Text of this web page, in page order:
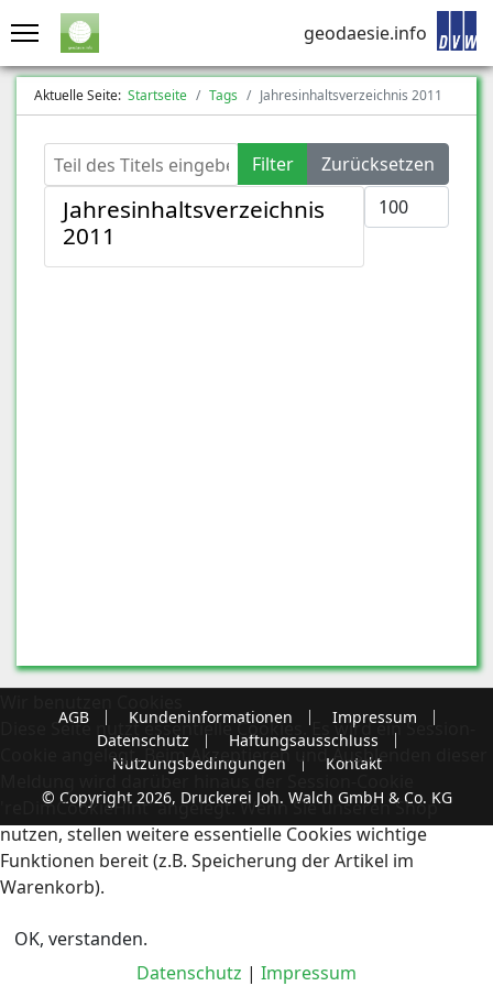
geodaesie.info
Aktuelle Seite: Startseite Tags Jahresinhaltsverzeichnis 2011
Teil des Titels eingeben Filter
Zurücksetzen
Anzeige #
Jahresinhaltsverzeichnis
2011
AGB Kundeninformationen
Impressum
Datenschutz
Haftungsausschluss
Nutzungsbedingungen
Kontakt
© Copyright 2026, Druckerei Joh. Walch GmbH & Co. KG
Diese Seite nutzt essentielle Cookies. Es wird ein Session-
Cookie angelegt. Beim Akzeptieren und Ausblenden dieser
Meldung wird darüber hinaus der Session-Cookie
'reDimCookieHint' angelegt. Wenn Sie unseren Shop
nutzen, stellen weitere essentielle Cookies wichtige
Funktionen bereit (z.B. Speicherung der Artikel im
Warenkorb).
OK, verstanden.
Datenschutz | Impressum